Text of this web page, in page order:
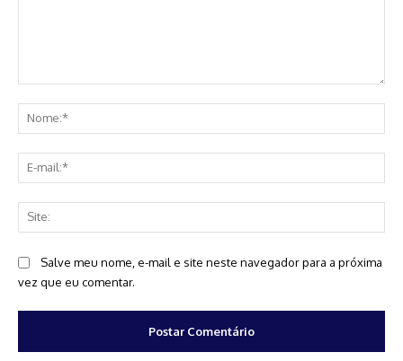
Salve meu nome, e-mail e site neste navegador para a próxima
vez que eu comentar.